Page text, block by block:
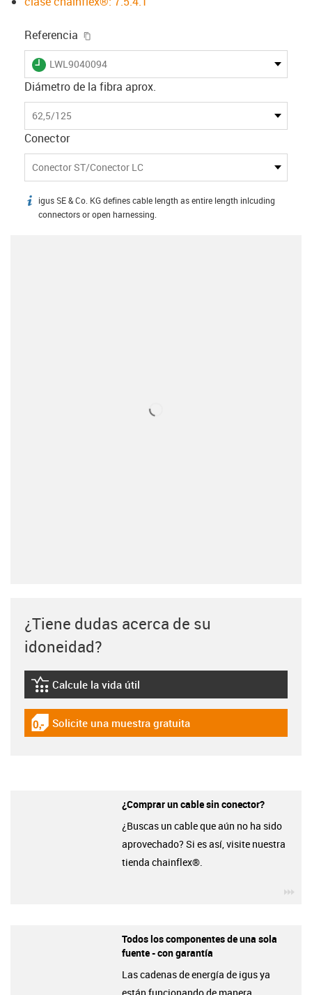
Referencia
igus-icon-lieferzeit
LWL9040094
Diámetro de la fibra aprox.
62,5/125
Conector
Conector ST/Conector LC
igus-icon-info
igus SE & Co. KG defines cable length as entire length inlcuding
connectors or open harnessing.
¿Tiene dudas acerca de su
idoneidad?
igus-icon-lebensdauerrechner
Calcule la vida útil
igus-icon-gratismuster
Solicite una muestra gratuita
¿Comprar un cable sin conector?
¿Buscas un cable que aún no ha sido
aprovechado? Si es así, visite nuestra
tienda chainflex®.
Todos los componentes de una sola
fuente - con garantía
Las cadenas de energía de igus ya
están funcionando de manera